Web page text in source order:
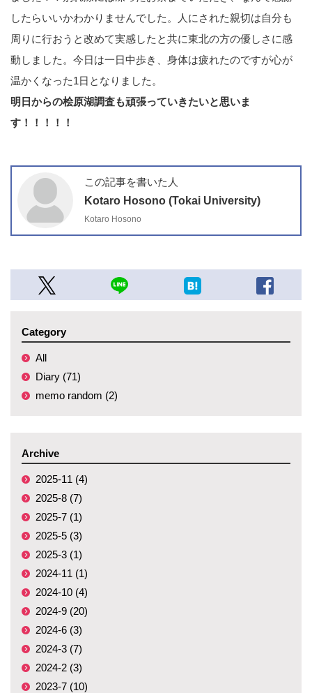
したらいいかわかりませんでした。人にされた親切は自分も
周りに行おうと改めて実感したと共に東北の方の優しさに感
動しました。今日は一日中歩き、身体は疲れたのですが心が
温かくなった1日となりました。
明日からの桧原湖調査も頑張っていきたいと思いま
す！！！！！
この記事を書いた人
Kotaro Hosono (Tokai University)
Kotaro Hosono
Category
All
Diary (71)
memo random (2)
Archive
2025-11 (4)
2025-8 (7)
2025-7 (1)
2025-5 (3)
2025-3 (1)
2024-11 (1)
2024-10 (4)
2024-9 (20)
2024-6 (3)
2024-3 (7)
2024-2 (3)
2023-7 (10)